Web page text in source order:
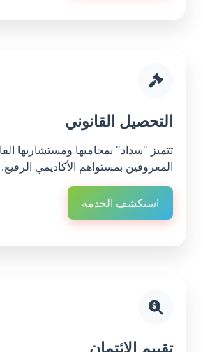
التحصيل القانوني
تتميز "سداد" بمحاميها ومستشاريها
المعروفين بمستواهم الأكاديمي الرفيع.
استكشف الخدمة
تقييم الائتمان